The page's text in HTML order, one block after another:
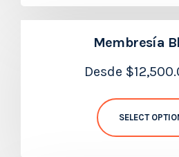
Membresía
Desde $
SELECT